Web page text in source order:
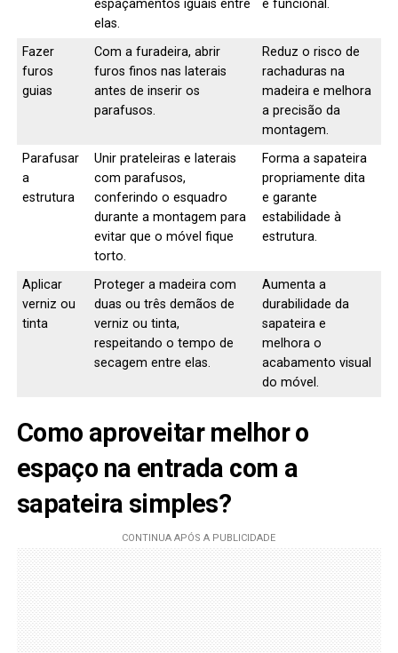
espaçamentos iguais entre
elas.
e funcional.
Fazer
furos
guias
Com a furadeira, abrir
furos finos nas laterais
antes de inserir os
parafusos.
Reduz o risco de
rachaduras na
madeira e melhora
a precisão da
montagem.
Parafusar
a
estrutura
Unir prateleiras e laterais
com parafusos,
conferindo o esquadro
durante a montagem para
evitar que o móvel fique
torto.
Forma a sapateira
propriamente dita
e garante
estabilidade à
estrutura.
Aplicar
verniz ou
tinta
Proteger a madeira com
duas ou três demãos de
verniz ou tinta,
respeitando o tempo de
secagem entre elas.
Aumenta a
durabilidade da
sapateira e
melhora o
acabamento visual
do móvel.
Como aproveitar melhor o
espaço na entrada com a
sapateira simples?